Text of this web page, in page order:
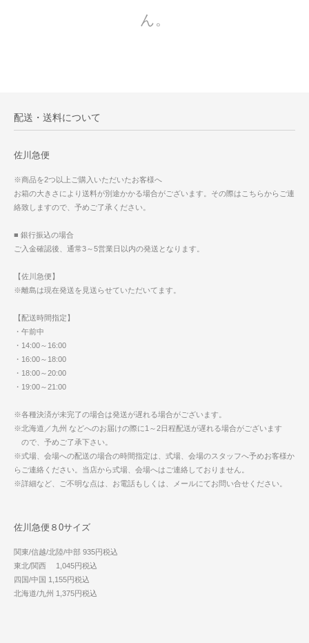
ん。
配送・送料について
佐川急便
※商品を2つ以上ご購入いただいたお客様へ
お箱の大きさにより送料が別途かかる場合がございます。その際はこちらからご連
絡致しますので、予めご了承ください。
■ 銀行振込の場合
ご入金確認後、通常3～5営業日以内の発送となります。
【佐川急便】
※離島は現在発送を見送らせていただいてます。
【配送時間指定】
・午前中
・14:00～16:00
・16:00～18:00
・18:00～20:00
・19:00～21:00
※各種決済が未完了の場合は発送が遅れる場合がございます。
※北海道／九州 などへのお届けの際に1～2日程配送が遅れる場合がございます
ので、予めご了承下さい。
※式場、会場への配送の場合の時間指定は、式場、会場のスタッフへ予めお客様か
らご連絡ください。当店から式場、会場へはご連絡しておりません。
※詳細など、ご不明な点は、お電話もしくは、メールにてお問い合せください。
佐川急便８0サイズ
関東/信越/北陸/中部 935円税込
東北/関西 1,045円税込
四国/中国 1,155円税込
北海道/九州 1,375円税込